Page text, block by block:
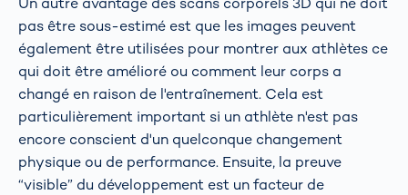
pas être sous-estimé est que les images peuvent
également être utilisées pour montrer aux athlètes ce
qui doit être amélioré ou comment leur corps a
changé en raison de l'entraînement. Cela est
particulièrement important si un athlète n'est pas
encore conscient d'un quelconque changement
physique ou de performance. Ensuite, la preuve
“visible” du développement est un facteur de